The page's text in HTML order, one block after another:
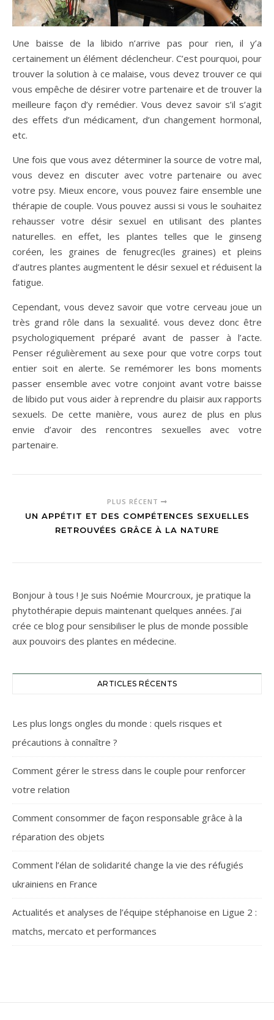
Une baisse de la libido n’arrive pas pour rien, il y’a
certainement un élément déclencheur. C’est pourquoi, pour
trouver la solution à ce malaise, vous devez trouver ce qui
vous empêche de désirer votre partenaire et de trouver la
meilleure façon d’y remédier. Vous devez savoir s’il s’agit
des effets d’un médicament, d’un changement hormonal,
etc.
Une fois que vous avez déterminer la source de votre mal,
vous devez en discuter avec votre partenaire ou avec
votre psy. Mieux encore, vous pouvez faire ensemble une
thérapie de couple. Vous pouvez aussi si vous le souhaitez
rehausser votre désir sexuel en utilisant des plantes
naturelles. en effet, les plantes telles que le ginseng
coréen, les graines de fenugrec(les graines) et pleins
d’autres plantes augmentent le désir sexuel et réduisent la
fatigue.
Cependant, vous devez savoir que votre cerveau joue un
très grand rôle dans la sexualité. vous devez donc être
psychologiquement préparé avant de passer à l’acte.
Penser régulièrement au sexe pour que votre corps tout
entier soit en alerte. Se remémorer les bons moments
passer ensemble avec votre conjoint avant votre baisse
de libido put vous aider à reprendre du plaisir aux rapports
sexuels. De cette manière, vous aurez de plus en plus
envie d’avoir des rencontres sexuelles avec votre
partenaire.
PLUS RÉCENT
UN APPÉTIT ET DES COMPÉTENCES SEXUELLES
RETROUVÉES GRÂCE À LA NATURE
Bonjour à tous ! Je suis Noémie Mourcroux, je pratique la
phytothérapie depuis maintenant quelques années. J’ai
crée ce blog pour sensibiliser le plus de monde possible
aux pouvoirs des plantes en médecine.
ARTICLES RÉCENTS
Les plus longs ongles du monde : quels risques et
précautions à connaître ?
Comment gérer le stress dans le couple pour renforcer
votre relation
Comment consommer de façon responsable grâce à la
réparation des objets
Comment l’élan de solidarité change la vie des réfugiés
ukrainiens en France
Actualités et analyses de l’équipe stéphanoise en Ligue 2 :
matchs, mercato et performances